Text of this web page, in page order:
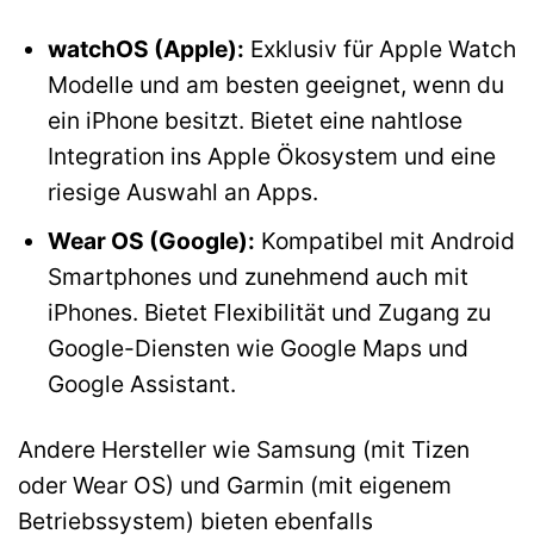
watchOS (Apple): Exklusiv für Apple Watch
Modelle und am besten geeignet, wenn du
ein iPhone besitzt. Bietet eine nahtlose
Integration ins Apple Ökosystem und eine
riesige Auswahl an Apps.
Wear OS (Google): Kompatibel mit Android
Smartphones und zunehmend auch mit
iPhones. Bietet Flexibilität und Zugang zu
Google-Diensten wie Google Maps und
Google Assistant.
Andere Hersteller wie Samsung (mit Tizen
oder Wear OS) und Garmin (mit eigenem
Betriebssystem) bieten ebenfalls